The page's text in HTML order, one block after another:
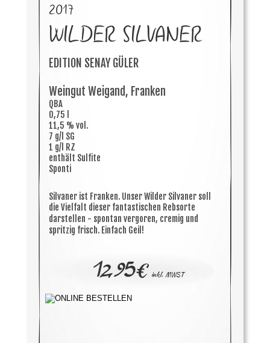
EDITION SENAY GÜLER
Weingut Weigand, Franken
QBA
0,75 l
11,5 % vol.
7 g/l SG
1 g/l RZ
enthält Sulfite
Sponti
12,95€ inkl. MWST
Silvaner ist Franken. Unser Wilder Silvaner soll
die Vielfalt dieser fantastischen Rebsorte
darstellen - spontan vergoren, cremig und
spritzig frisch. Einfach Geil!
2017
WILDER SILVANER